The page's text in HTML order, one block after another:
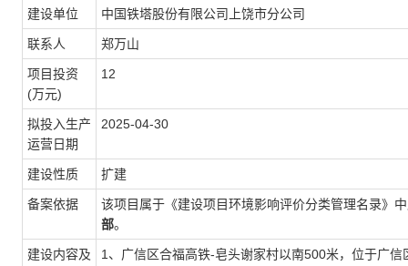
建设单位 中国铁塔股份有限公司上饶市分公司
联系人 郑万山
项目投资
(万元)
12
拟投入生产
运营日期
2025-04-30
建设性质 扩建
备案依据
该项目属于《建设项目环境影响评价分类管理名录》
部。
建设内容及
1、广信区合福高铁-皂头谢家村以南500米，位于广